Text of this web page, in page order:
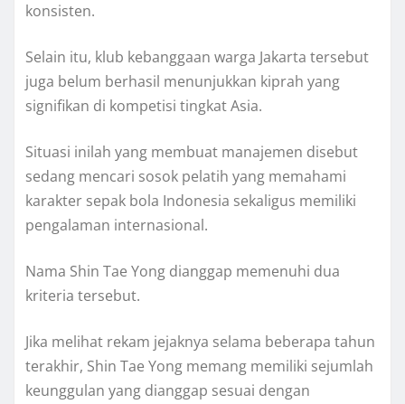
konsisten.
Selain itu, klub kebanggaan warga Jakarta tersebut
juga belum berhasil menunjukkan kiprah yang
signifikan di kompetisi tingkat Asia.
Situasi inilah yang membuat manajemen disebut
sedang mencari sosok pelatih yang memahami
karakter sepak bola Indonesia sekaligus memiliki
pengalaman internasional.
Nama Shin Tae Yong dianggap memenuhi dua
kriteria tersebut.
Jika melihat rekam jejaknya selama beberapa tahun
terakhir, Shin Tae Yong memang memiliki sejumlah
keunggulan yang dianggap sesuai dengan